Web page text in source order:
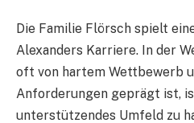
Die Familie Flörsch spielt
Alexanders Karriere. In der
oft von hartem Wettbewerb
Anforderungen geprägt ist,
unterstützendes Umfeld zu